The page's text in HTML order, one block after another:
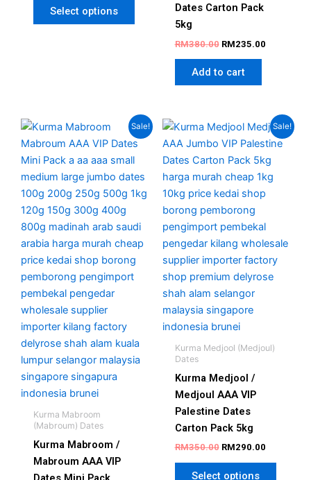
Select options
Dates Carton Pack
5kg
RM380.00 RM235.00
Add to cart
Sale!
Kurma Mabroom
(Mabroum) Dates
Kurma Mabroom /
Mabroum AAA VIP
Price
range:
RM11.00
through
RM77.00
This
product
has
multiple
variants.
options
may
be
chosen
product
page
Sale!
Kurma Medjool (Medjoul)
Dates
Kurma Medjool /
Medjoul AAA VIP
Palestine Dates
Carton Pack 5kg
RM350.00
Original
price
was:
RM350.00.
RM290.00
Current
price
is:
Select options
This
may
be